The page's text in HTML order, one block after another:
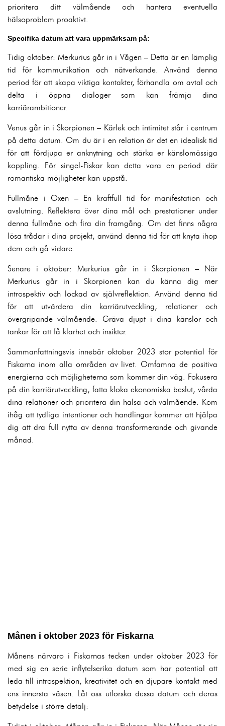
prioritera ditt välmående och hantera eventuella
hälsoproblem proaktivt.
Specifika datum att vara uppmärksam på:
Tidig oktober: Merkurius går in i Vågen – Detta är en lämplig
tid för kommunikation och nätverkande. Använd denna
period för att skapa viktiga kontakter, förhandla om avtal och
delta i öppna dialoger som kan främja dina
karriärambitioner.
Venus går in i Skorpionen – Kärlek och intimitet står i centrum
på detta datum. Om du är i en relation är det en idealisk tid
för att fördjupa er anknytning och stärka er känslomässiga
koppling. För singel-Fiskar kan detta vara en period där
romantiska möjligheter kan uppstå.
Fullmåne i Oxen – En kraftfull tid för manifestation och
avslutning. Reflektera över dina mål och prestationer under
denna fullmåne och fira din framgång. Om det finns några
lösa trådar i dina projekt, använd denna tid för att knyta ihop
dem och gå vidare.
Senare i oktober: Merkurius går in i Skorpionen – När
Merkurius går in i Skorpionen kan du känna dig mer
introspektiv och lockad av självreflektion. Använd denna tid
för att utvärdera din karriärutveckling, relationer och
övergripande välmående. Gräva djupt i dina känslor och
tankar för att få klarhet och insikter.
Sammanfattningsvis innebär oktober 2023 stor potential för
Fiskarna inom alla områden av livet. Omfamna de positiva
energierna och möjligheterna som kommer din väg. Fokusera
på din karriärutveckling, fatta kloka ekonomiska beslut, vårda
dina relationer och prioritera din hälsa och välmående. Kom
ihåg att tydliga intentioner och handlingar kommer att hjälpa
dig att dra full nytta av denna transformerande och givande
månad.
Månen i oktober 2023 för Fiskarna
Månens närvaro i Fiskarnas tecken under oktober 2023 för
med sig en serie inflytelserika datum som har potential att
leda till introspektion, kreativitet och en djupare kontakt med
ens innersta väsen. Låt oss utforska dessa datum och deras
betydelse i större detalj: